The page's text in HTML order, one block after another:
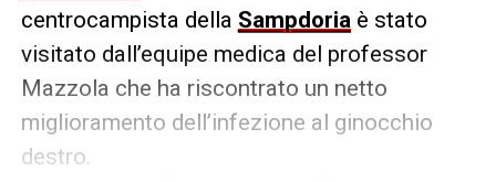
centrocampista della Sampdoria è stato
visitato dall’equipe medica del professor
Mazzola che ha riscontrato un netto
miglioramento dell’infezione al ginocchio
destro.